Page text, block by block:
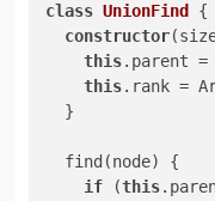
class UnionFind
{
constructor
this.parent
this.rank =
}
find(node) {
if (this